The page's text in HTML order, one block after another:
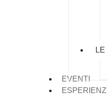
EVENTI